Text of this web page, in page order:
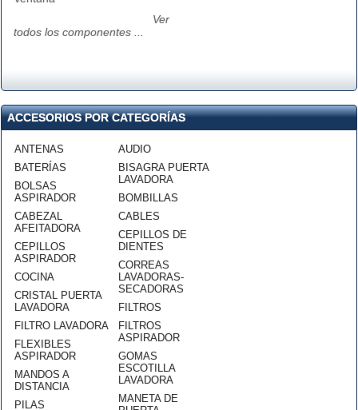
Ver
todos los componentes ...
ACCESORIOS POR CATEGORÍAS
ANTENAS
BATERÍAS
BOLSAS
ASPIRADOR
CABEZAL
AFEITADORA
CEPILLOS
ASPIRADOR
COCINA
CRISTAL PUERTA
LAVADORA
FILTRO LAVADORA
FLEXIBLES
ASPIRADOR
MANDOS A
DISTANCIA
PILAS
AUDIO
BISAGRA PUERTA
LAVADORA
BOMBILLAS
CABLES
CEPILLOS DE
DIENTES
CORREAS
LAVADORAS-
SECADORAS
FILTROS
FILTROS
ASPIRADOR
GOMAS
ESCOTILLA
LAVADORA
MANETA DE